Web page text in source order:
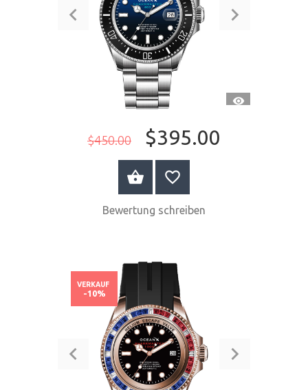
$450.00 $395.00
JETZT KAUFEN
Bewertung schreiben
VERKAUF
-10%